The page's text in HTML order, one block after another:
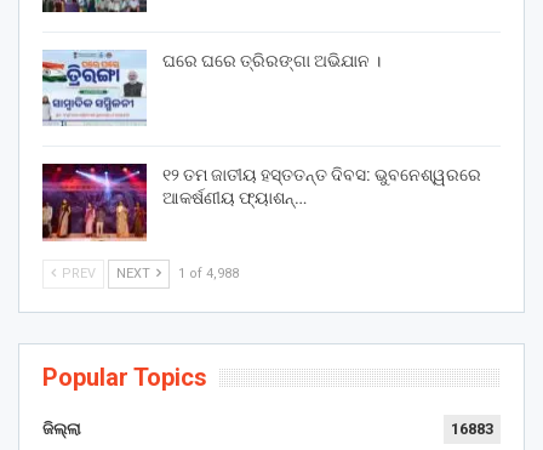
ଘରେ ଘରେ ତ୍ରିରଙ୍ଗା ଅଭିଯାନ ।
୧୨ ତମ ଜାତୀୟ ହସ୍ତତନ୍ତ ଦିବସ: ଭୁବନେଶ୍ୱରରେ
ଆକର୍ଷଣୀୟ ଫ୍ୟାଶନ୍…
PREV NEXT 1 of 4,988
Popular Topics
ଜିଲ୍ଲା 16883